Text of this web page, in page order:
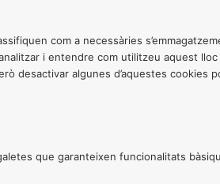
com a necessàries
i entendre com utilitzeu aquest
desactivar algunes d’aquestes cookies
que garanteixen funcionalitats